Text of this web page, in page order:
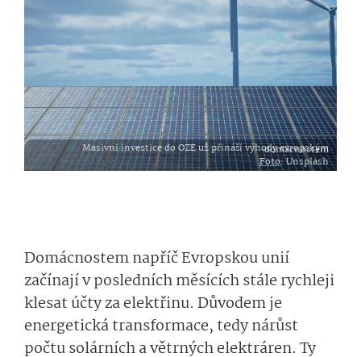
Masivní investice do OZE už přináší výhody evropským domácnostem
Foto: Unsplash
Domácnostem napříč Evropskou unií
začínají v posledních měsících stále rychleji
klesat účty za elektřinu. Důvodem je
energetická transformace, tedy nárůst
počtu solárních a větrných elektráren. Ty